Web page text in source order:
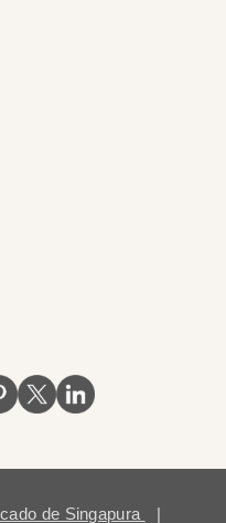
de Singapura |